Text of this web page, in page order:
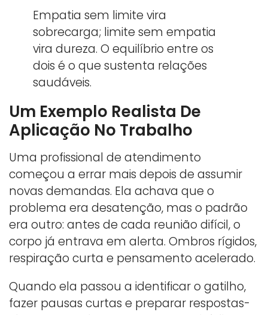
Empatia sem limite vira
sobrecarga; limite sem empatia
vira dureza. O equilíbrio entre os
dois é o que sustenta relações
saudáveis.
Um Exemplo Realista De
Aplicação No Trabalho
Uma profissional de atendimento
começou a errar mais depois de assumir
novas demandas. Ela achava que o
problema era desatenção, mas o padrão
era outro: antes de cada reunião difícil, o
corpo já entrava em alerta. Ombros rígidos,
respiração curta e pensamento acelerado.
Quando ela passou a identificar o gatilho,
fazer pausas curtas e preparar respostas-